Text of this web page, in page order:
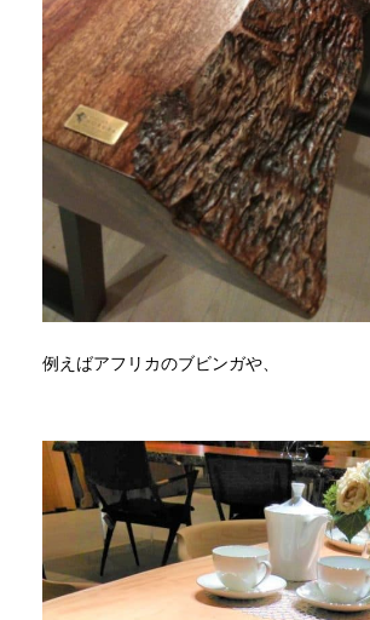
例えばアフリカのブビンガや、